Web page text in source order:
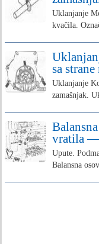
Uklanjanje
kvačila.
sa
Uklanjanje
zamašnjak.
vratila —
Upute.
Balansna